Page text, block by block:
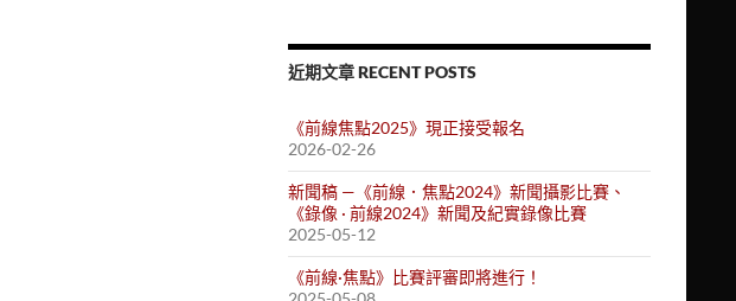
字:
近期文章 RECENT POSTS
《前線焦點2025》現正接受報名
2026-02-26
新聞稿 —《前線．焦點2024》新聞攝影比賽、
《錄像 · 前線2024》新聞及紀實錄像比賽
2025-05-12
《前線·焦點》比賽評審即將進行！